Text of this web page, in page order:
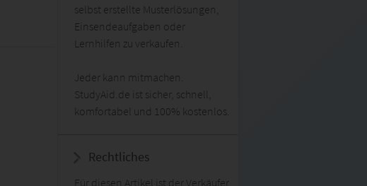
selbst erstellte Musterlösungen,
Einsendeaufgaben oder
Lernhilfen zu verkaufen.
Jeder kann mitmachen.
StudyAid.de ist sicher, schnell,
komfortabel und 100% kostenlos.
Rechtliches
Für diesen Artikel ist der Verkäufer